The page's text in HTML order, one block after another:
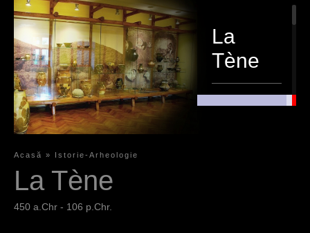
La
Tène
S
Acasă » Istorie-Arheologie
La Tène
450 a.Chr - 106 p.Chr.